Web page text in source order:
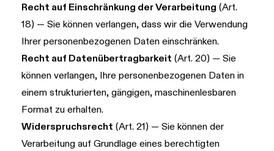
Recht auf Einschränkung der Verarbeitung (Art.
18) — Sie können verlangen, dass wir die Verwendung
Ihrer personenbezogenen Daten einschränken.
Recht auf Datenübertragbarkeit (Art. 20) — Sie
können verlangen, Ihre personenbezogenen Daten in
einem strukturierten, gängigen, maschinenlesbaren
Format zu erhalten.
Widerspruchsrecht (Art. 21) — Sie können der
Verarbeitung auf Grundlage eines berechtigten